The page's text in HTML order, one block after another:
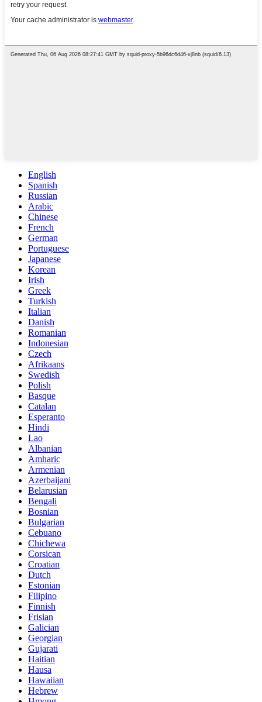
English
Spanish
Russian
Arabic
Chinese
French
German
Portuguese
Japanese
Korean
Irish
Greek
Turkish
Italian
Danish
Romanian
Indonesian
Czech
Afrikaans
Swedish
Polish
Basque
Catalan
Esperanto
Hindi
Lao
Albanian
Amharic
Armenian
Azerbaijani
Belarusian
Bengali
Bosnian
Bulgarian
Cebuano
Chichewa
Corsican
Croatian
Dutch
Estonian
Filipino
Finnish
Frisian
Galician
Georgian
Gujarati
Haitian
Hausa
Hawaiian
Hebrew